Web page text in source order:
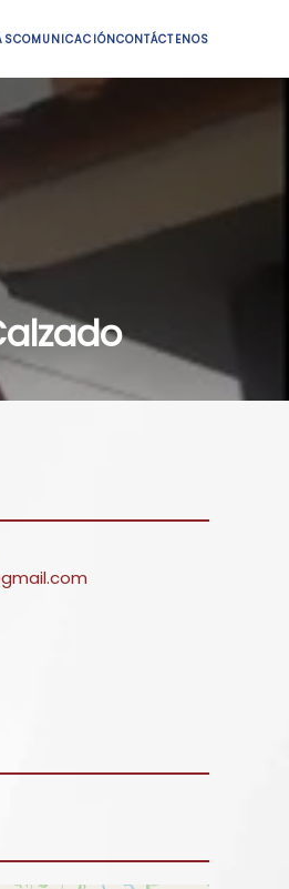
COMUNICACIÓNCONTÁCTENOS